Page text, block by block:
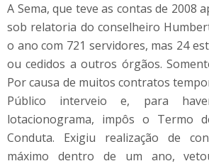
A Sema, que teve as contas de 2008
sob relatoria do conselheiro
o ano com 721 servidores, mas 24
ou cedidos a outros órgãos.
Por causa de muitos contratos
Público interveio e, para
lotacionograma, impôs o Termo
Conduta. Exigiu realização de
máximo dentro de um ano,